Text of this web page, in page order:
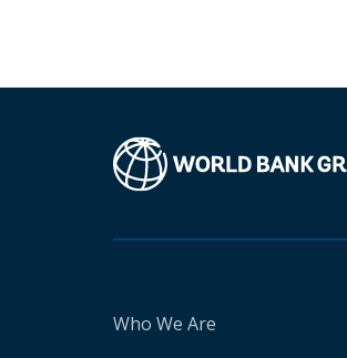
Who We Are